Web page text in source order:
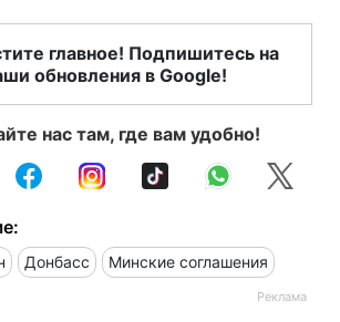
главное! Подпишитесь на
обновления в Google!
нас там, где вам удобно!
Донбасс Минские соглашения